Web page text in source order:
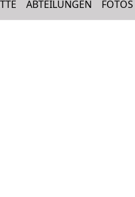
ABTEILUNGEN FOTOS